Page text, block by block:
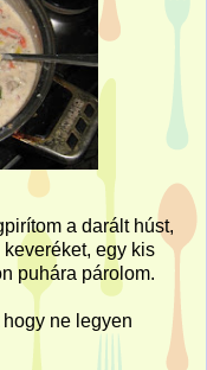
a darált húst,
egy kis
puhára párolom.
ne legyen